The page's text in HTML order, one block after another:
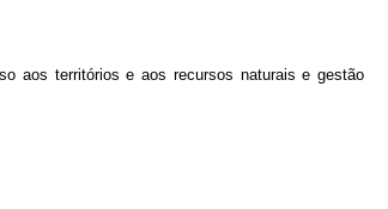
aos territórios e aos recursos naturais e gestão